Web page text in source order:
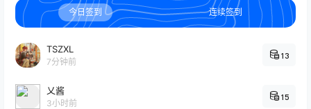
今日签到 连续签到
TSZXL
7分钟前
13
乂酱
3小时前
15